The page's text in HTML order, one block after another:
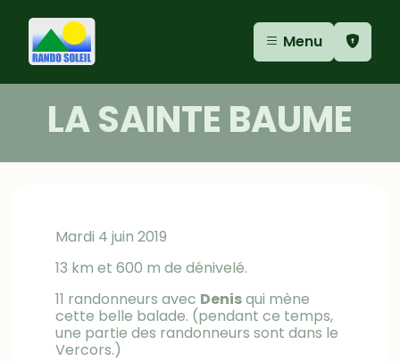
Menu
LA SAINTE BAUME
Mardi 4 juin 2019
13 km et 600 m de dénivelé.
11 randonneurs avec Denisqui mène
cette belle balade. (pendant ce temps,
une partie des randonneurs sont dans le
Vercors.)